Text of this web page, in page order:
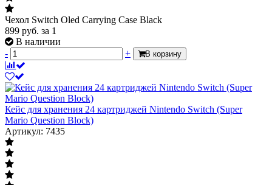
Чехол Switch Oled Carrying Case Black
899 руб. за 1
В наличии
-
+ В корзину
Кейс для хранения 24 картриджей Nintendo Switch (Super
Mario Question Block)
Артикул: 7435